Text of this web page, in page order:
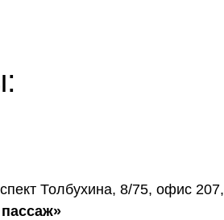
Толбухина, 8/75, офис 207,